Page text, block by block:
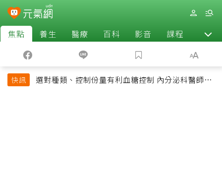
焦點 養生 醫療 百科 影音 課程 退休
快訊
選對種類、控制份量有利血糖控制 內分泌科醫師最